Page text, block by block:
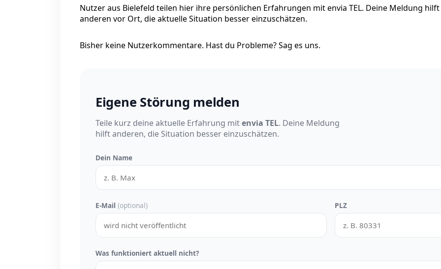
Nutzer aus Bielefeld teilen hier ihre persönlichen Erfahrungen mit envia TEL. Deine Meldung hilft
anderen vor Ort, die aktuelle Situation besser einzuschätzen.
Bisher keine Nutzerkommentare. Hast du Probleme? Sag es uns.
Eigene Störung melden
Teile kurz deine aktuelle Erfahrung mitenvia TEL. Deine Meldung
hilft anderen, die Situation besser einzuschätzen.
Dein Name
E-Mail (optional) PLZ
Was funktioniert aktuell nicht?